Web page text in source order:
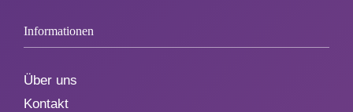
Informationen
Über uns
Kontakt